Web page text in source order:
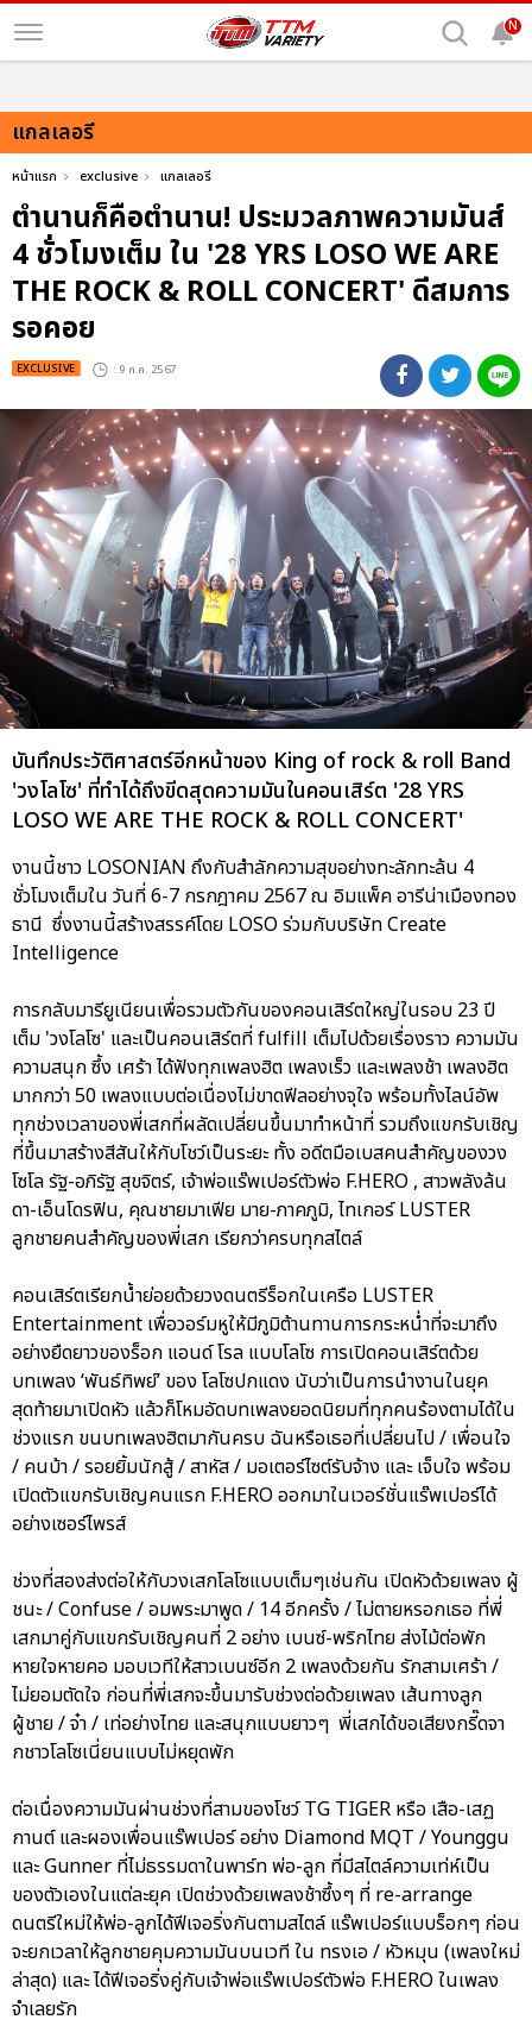
N
แกลเลอรี
หน้าแรก exclusive แกลเลอรี
ตำนานก็คือตำนาน! ประมวลภาพความมันส์
4 ชั่วโมงเต็ม ใน '28 YRS LOSO WE ARE
THE ROCK & ROLL CONCERT' ดีสมการ
รอคอย
EXCLUSIVE : 9 ก.ค. 2567
บันทึกประวัติศาสตร์อีกหน้าของ King of rock & roll Band
'วงโลโซ' ที่ทำได้ถึงขีดสุดความมันในคอนเสิร์ต '28 YRS
LOSO WE ARE THE ROCK & ROLL CONCERT'
งานนี้ชาว LOSONIAN ถึงกับสำลักความสุขอย่างทะลักทะล้น 4
ชั่วโมงเต็มใน วันที่ 6-7 กรกฎาคม 2567 ณ อิมแพ็ค อารีน่าเมืองทอง
ธานี ซึ่งงานนี้สร้างสรรค์โดย LOSO ร่วมกับบริษัท Create
Intelligence
การกลับมารียูเนียนเพื่อรวมตัวกันของคอนเสิร์ตใหญ่ในรอบ 23 ปี
เต็ม 'วงโลโซ' และเป็นคอนเสิร์ตที่ fulfill เต็มไปด้วยเรื่องราว ความมัน
ความสนุก ซึ้ง เศร้า ได้ฟังทุกเพลงฮิต เพลงเร็ว และเพลงช้า เพลงฮิต
มากกว่า 50 เพลงแบบต่อเนื่องไม่ขาดฟีลอย่างจุใจ พร้อมทั้งไลน์อัพ
ทุกช่วงเวลาของพี่เสกที่ผลัดเปลี่ยนขึ้นมาทำหน้าที่ รวมถึงแขกรับเชิญ
ที่ขึ้นมาสร้างสีสันให้กับโชว์เป็นระยะ ทั้ง อดีตมือเบสคนสำคัญของวง
โซโล รัฐ-อภิรัฐ สุขจิตร์, เจ้าพ่อแร๊พเปอร์ตัวพ่อ F.HERO , สาวพลังล้น
ดา-เอ็นโดรฟิน, คุณชายมาเฟีย มาย-ภาคภูมิ, ไทเกอร์ LUSTER
ลูกชายคนสำคัญของพี่เสก เรียกว่าครบทุกสไตล์
คอนเสิร์ตเรียกน้ำย่อยด้วยวงดนตรีร็อกในเครือ LUSTER
Entertainment เพื่อวอร์มหูให้มีภูมิต้านทานการกระหน่ำที่จะมาถึง
อย่างยืดยาวของร็อก แอนด์ โรล แบบโลโซ การเปิดคอนเสิร์ตด้วย
บทเพลง ‘พันธ์ทิพย์’ ของ โลโซปกแดง นับว่าเป็นการนำงานในยุค
สุดท้ายมาเปิดหัว แล้วก็โหมอัดบทเพลงยอดนิยมที่ทุกคนร้องตามได้ใน
ช่วงแรก ขนบทเพลงฮิตมากันครบ ฉันหรือเธอที่เปลี่ยนไป / เพื่อนใจ
/ คนบ้า / รอยยิ้มนักสู้ / สาหัส / มอเตอร์ไซต์รับจ้าง และ เจ็บใจ พร้อม
เปิดตัวแขกรับเชิญคนแรก F.HERO ออกมาในเวอร์ชั่นแร๊พเปอร์ได้
อย่างเซอร์ไพรส์
ช่วงที่สองส่งต่อให้กับวงเสกโลโซแบบเต็มๆเช่นกัน เปิดหัวด้วยเพลง ผู้
ชนะ / Confuse / อมพระมาพูด / 14 อีกครั้ง / ไม่ตายหรอกเธอ ที่พี่
เสกมาคู่กับแขกรับเชิญคนที่ 2 อย่าง เบนซ์-พริกไทย ส่งไม้ต่อพัก
หายใจหายคอ มอบเวทีให้สาวเบนซ์อีก 2 เพลงด้วยกัน รักสามเศร้า /
ไม่ยอมตัดใจ ก่อนที่พี่เสกจะขึ้นมารับช่วงต่อด้วยเพลง เส้นทางลูก
ผู้ชาย / จ๋า / เท่อย่างไทย และสนุกแบบยาวๆ พี่เสกได้ขอเสียงกรี๊ดจา
กชาวโลโซเนี่ยนแบบไม่หยุดพัก
ต่อเนื่องความมันผ่านช่วงที่สามของโชว์ TG TIGER หรือ เสือ-เสฏ
กานต์ และผองเพื่อนแร๊พเปอร์ อย่าง Diamond MQT / Younggu
และ Gunner ที่ไม่ธรรมดาในพาร์ท พ่อ-ลูก ที่มีสไตล์ความเท่ห์เป็น
ของตัวเองในแต่ละยุค เปิดช่วงด้วยเพลงช้าซึ้งๆ ที่ re-arrange
ดนตรีใหม่ให้พ่อ-ลูกได้ฟีเจอริ่งกันตามสไตล์ แร๊พเปอร์แบบร็อกๆ ก่อน
จะยกเวลาให้ลูกชายคุมความมันบนเวที ใน ทรงเอ / หัวหมุน (เพลงใหม่
ล่าสุด) และ ได้ฟีเจอริ่งคู่กับเจ้าพ่อแร๊พเปอร์ตัวพ่อ F.HERO ในเพลง
จำเลยรัก